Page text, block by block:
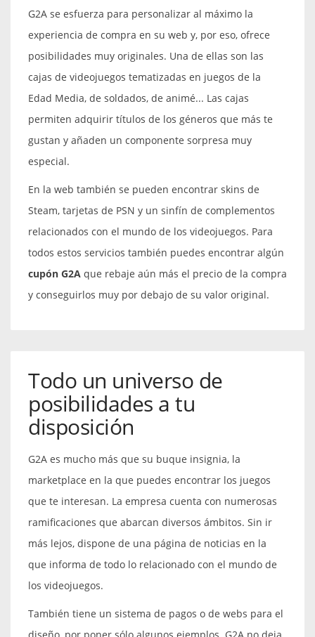
G2A se esfuerza para personalizar al máximo la
experiencia de compra en su web y, por eso, ofrece
posibilidades muy originales. Una de ellas son las
cajas de videojuegos tematizadas en juegos de la
Edad Media, de soldados, de animé... Las cajas
permiten adquirir títulos de los géneros que más te
gustan y añaden un componente sorpresa muy
especial.
En la web también se pueden encontrar skins de
Steam, tarjetas de PSN y un sinfín de complementos
relacionados con el mundo de los videojuegos. Para
todos estos servicios también puedes encontrar algún
cupón G2A que rebaje aún más el precio de la compra
y conseguirlos muy por debajo de su valor original.
Todo un universo de
posibilidades a tu
disposición
G2A es mucho más que su buque insignia, la
marketplace en la que puedes encontrar los juegos
que te interesan. La empresa cuenta con numerosas
ramificaciones que abarcan diversos ámbitos. Sin ir
más lejos, dispone de una página de noticias en la
que informa de todo lo relacionado con el mundo de
los videojuegos.
También tiene un sistema de pagos o de webs para el